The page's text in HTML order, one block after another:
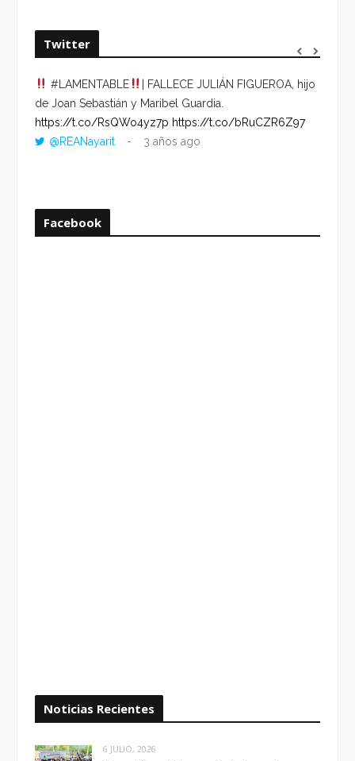
Twitter
#LAMENTABLE
| FALLECE JULIÁN FIGUEROA, hijo
de Joan Sebastián y Maribel Guardia.
https://t.co/RsQWo4yz7p https://t.co/bRuCZR6Z97
@REANayarit
3 años ago
Facebook
Noticias Recientes
6 JULIO, 2026